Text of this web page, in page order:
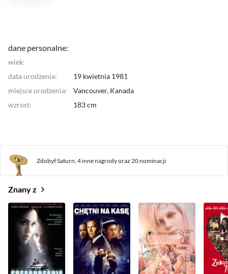
zgłosił się do castingu do "Ataku Klonów".
przy tym ponad 400 innych rywali, w tym swego
przyjaciela Joshuę Jacksona. Podczas kręcenia
uczucie między nim a Natalie Portman. Po wejściu na
Dunne'a "Nailed Right In" (03]
dane personalne:
wiek:
data urodzenia:
19 kwietnia 1981
miejsce urodzenia:
Vancouver, Kanada
wzrost:
183 cm
Zdobył Saturn, 4 inne nagrodyoraz 20 nominacji
Znany z